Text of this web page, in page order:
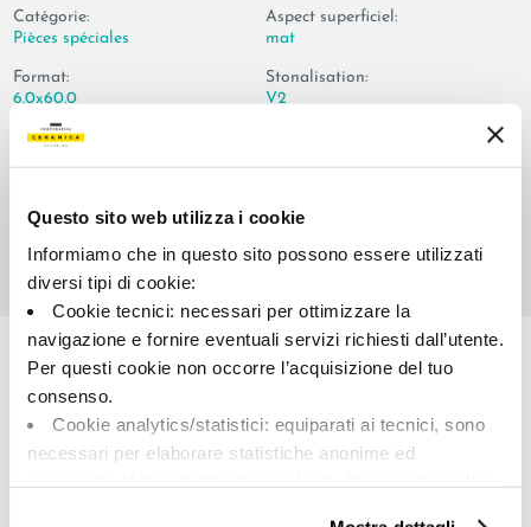
Questo sito web utilizza i cookie
Informiamo che in questo sito possono essere utilizzati
diversi tipi di cookie:
Cookie tecnici: necessari per ottimizzare la
navigazione e fornire eventuali servizi richiesti dall’utente.
Per questi cookie non occorre l’acquisizione del tuo
consenso.
Cookie analytics/statistici: equiparati ai tecnici, sono
necessari per elaborare statistiche anonime ed
Catégorie:
Pièces spéciales
Format:
6.0x60.0
Aspect superficiel:
mat
Stonalisation:
V2
Share: